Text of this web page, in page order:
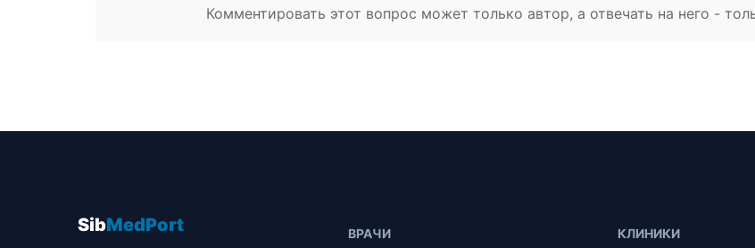
Комментировать этот вопрос может только автор, а отвечать на него -
SibMedPort ВРАЧИ КЛИНИКИ